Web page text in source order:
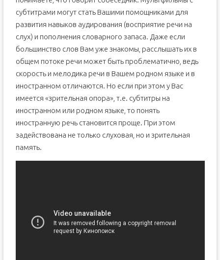
субтитрами могут стать Вашими помощниками для
развития навыков аудирования (восприятие речи на
слух) и пополнения словарного запаса. Даже если
большинство слов Вам уже знакомы, расслышать их в
общем потоке речи может быть проблематично, ведь
скорость и мелодика речи в Вашем родном языке и в
иностранном отличаются. Но если при этом у Вас
имеется «зрительная опора», т.е. субтитры на
иностранном или родном языке, то понять
иностранную речь становится проще. При этом
задействована не только слуховая, но и зрительная
память.